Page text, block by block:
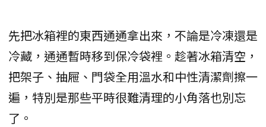
先把冰箱裡的東西通通拿出來，不論是冷凍還是
冷藏，通通暫時移到保冷袋裡。趁著冰箱清空，
把架子、抽屜、門袋全用溫水和中性清潔劑擦一
遍，特別是那些平時很難清理的小角落也別忘
了。